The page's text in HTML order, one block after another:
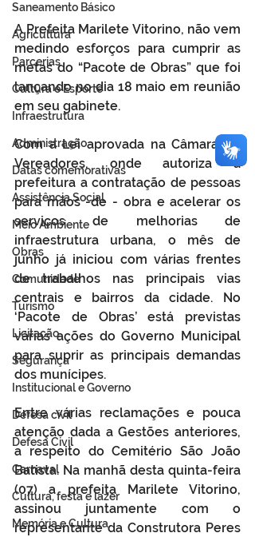
Saneamento Básico
Agricultura
Parcerias
Cultura e Esporte
Infraestrutura
Administração
Datas comemorativas
Assistência Social
Meio Ambiente
Obras
Comunidade
Turismo
Licitação
Segurança
Institucional e Governo
Defesa cívil
Defesa Civil
Carnaval
Cultura, festa e lazer
Memória e Cultura
A Prefeita Marilete Vitorino, não vem
medindo esforços para cumprir as
metas do “Pacote de Obras” que foi
lançando no dia 18 maio em reunião
em seu gabinete.
Com a Lei aprovada na Câmara de
Vereadores, onde autoriza a
prefeitura a contratação de pessoas
para mãos -de - obra e acelerar os
serviços de melhorias de
infraestrutura urbana, o mês de
junho já iniciou com várias frentes
de trabalhos nas principais vias
centrais e bairros da cidade. No
‘Pacote de Obras’ está previstas
várias ações do Governo Municipal
para suprir as principais demandas
dos munícipes.
Entre várias reclamações e pouca
atenção dada a Gestões anteriores,
a respeito do Cemitério São João
Batista. Na manhã desta quinta-feira
(07) a prefeita Marilete Vitorino,
assinou juntamente com o
representante da Construtora Peres